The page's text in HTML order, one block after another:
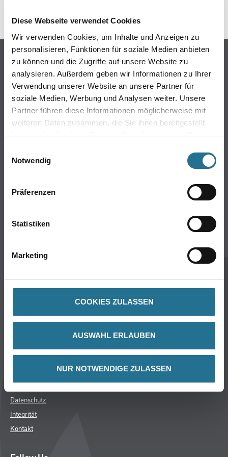
Diese Webseite verwendet Cookies
Wir verwenden Cookies, um Inhalte und Anzeigen zu
personalisieren, Funktionen für soziale Medien anbieten
zu können und die Zugriffe auf unsere Website zu
analysieren. Außerdem geben wir Informationen zu Ihrer
Verwendung unserer Website an unsere Partner für
soziale Medien, Werbung und Analysen weiter. Unsere
Partner führen diese Informationen möglicherweise mit
weiteren Daten zusammen, die Sie ihnen bereitgestellt
haben oder die sie im Rahmen Ihrer Nutzung der Dienste
Notwendig
Präferenzen
Statistiken
Marketing
COOKIES ZULASSEN
AUSWAHL ERLAUBEN
NUR NOTWENDIGE ZULASSEN
Online-Shop
Farbe
WDV-Systeme
Trockenbau
Werkzeug & Maschinen
Unternehmen
Services
Sortiment
Rechtliches
Nutzungsbedingungen
Logistik- und Servicepreisliste
Impressum
Datenschutz
Integrität
Kontakt